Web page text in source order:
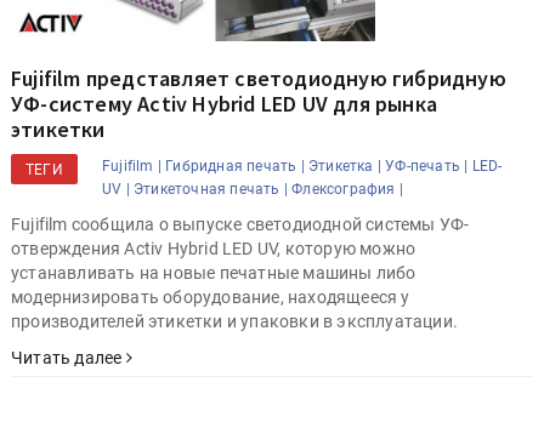
Fujifilm представляет светодиодную гибридную
УФ-систему Activ Hybrid LED UV для рынка
этикетки
ТЕГИ Fujifilm | Гибридная печать | Этикетка | УФ-печать |
LED-
UV |
Этикеточная печать | Флексография |
Fujifilm сообщила о выпуске светодиодной системы УФ-
отверждения Activ Hybrid LED UV, которую можно
устанавливать на новые печатные машины либо
модернизировать оборудование, находящееся у
производителей этикетки и упаковки в эксплуатации.
Читать далее